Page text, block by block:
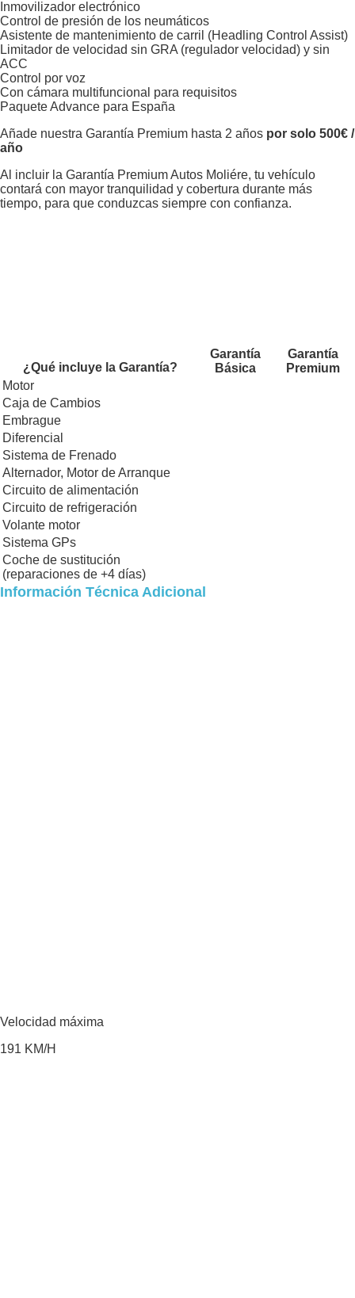
Inmovilizador electrónico
Control de presión de los neumáticos
Asistente de mantenimiento de carril (Headling Control Assist)
Limitador de velocidad sin GRA (regulador velocidad) y sin
ACC
Control por voz
Con cámara multifuncional para requisitos
Paquete Advance para España
Añade nuestra Garantía Premium hasta 2 años por solo 500€ /
año
Al incluir la Garantía Premium Autos Moliére, tu vehículo
contará con mayor tranquilidad y cobertura durante más
tiempo, para que conduzcas siempre con confianza.
¿Qué incluye la Garantía?
Garantía
Básica
Garantía
Premium
Motor
Caja de Cambios
Embrague
Diferencial
Sistema de Frenado
Alternador, Motor de Arranque
Circuito de alimentación
Circuito de refrigeración
Volante motor
Sistema GPs
Coche de sustitución
(reparaciones de +4 días)
Información Técnica Adicional
Velocidad máxima
191 KM/H